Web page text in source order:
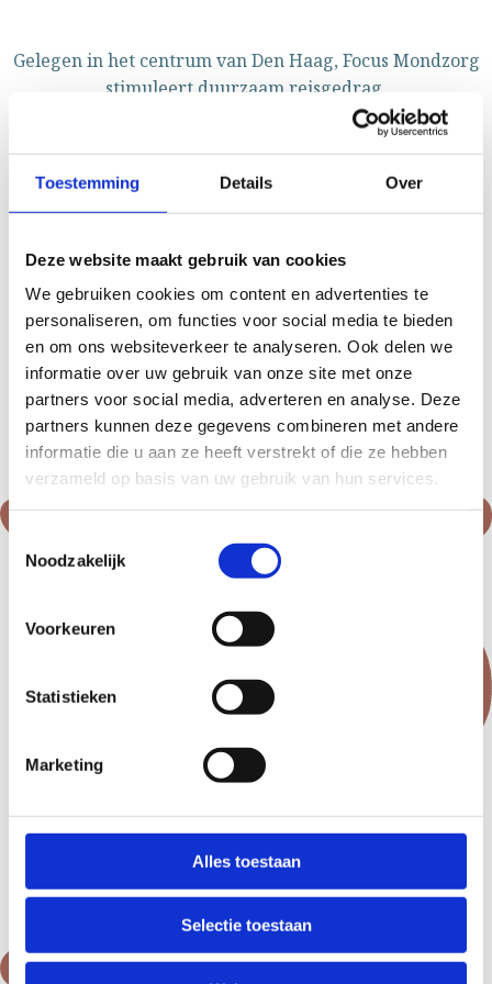
Toestemming Details Over
Deze website maakt gebruik van cookies
We gebruiken cookies om content en advertenties te
personaliseren, om functies voor social media te bieden
en om ons websiteverkeer te analyseren. Ook delen we
informatie over uw gebruik van onze site met onze
partners voor social media, adverteren en analyse. Deze
partners kunnen deze gegevens combineren met andere
informatie die u aan ze heeft verstrekt of die ze hebben
verzameld op basis van uw gebruik van hun services.
Toestemmingsselectie
Noodzakelijk
Voorkeuren
Statistieken
Marketing
Alles toestaan
Selectie toestaan
Gelegen in het centrum van Den Haag, Focus Mondzorg
stimuleert duurzaam reisgedrag.
Voordelen
Verwijzen van de patiënt voor parodontale
behandelingen gaat makkelijk en snel.